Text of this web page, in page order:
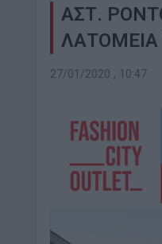
ΑΣΤ.
27/01/2020 , 10:47